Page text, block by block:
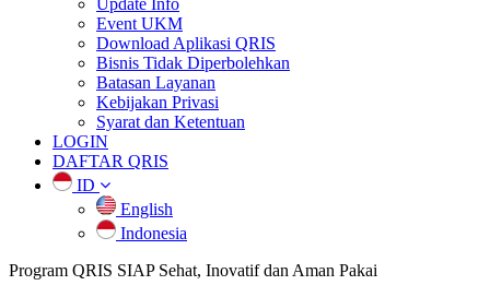
Update Info
Event UKM
Download Aplikasi QRIS
Bisnis Tidak Diperbolehkan
Batasan Layanan
Kebijakan Privasi
Syarat dan Ketentuan
LOGIN
DAFTAR QRIS
ID
English
Indonesia
Program QRIS SIAP Sehat, Inovatif dan Aman Pakai